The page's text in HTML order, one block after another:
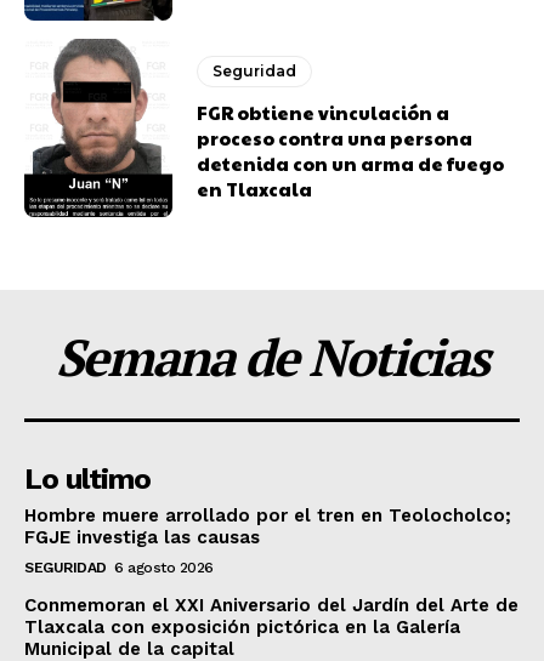
Seguridad
FGR obtiene vinculación a
proceso contra una persona
detenida con un arma de fuego
en Tlaxcala
Semana de Noticias
Lo ultimo
Hombre muere arrollado por el tren en Teolocholco;
FGJE investiga las causas
SEGURIDAD 6 agosto 2026
Conmemoran el XXI Aniversario del Jardín del Arte de
Tlaxcala con exposición pictórica en la Galería
Municipal de la capital